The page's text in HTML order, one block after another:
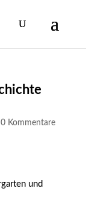
0 Kommentare